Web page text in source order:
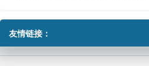
友情链接：